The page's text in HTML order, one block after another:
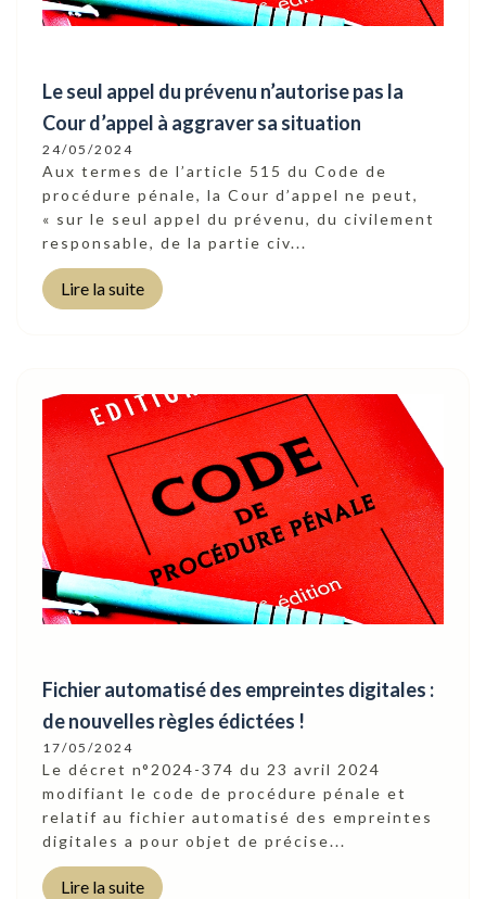
Le seul appel du prévenu n’autorise pas la
Cour d’appel à aggraver sa situation
24/05/2024
Aux termes de l’article 515 du Code de
procédure pénale, la Cour d’appel ne peut,
« sur le seul appel du prévenu, du civilement
responsable, de la partie civ...
Lire la suite
Fichier automatisé des empreintes digitales :
de nouvelles règles édictées !
17/05/2024
Le décret n°2024-374 du 23 avril 2024
modifiant le code de procédure pénale et
relatif au fichier automatisé des empreintes
digitales a pour objet de précise...
Lire la suite